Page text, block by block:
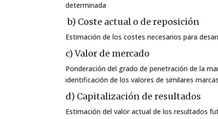
determinada
b) Coste actual o de reposición
Estimación de los costes necesarios para
c) Valor de mercado
Ponderación del grado de penetración de la
identificación de los valores de similares
d) Capitalización de resultados
Estimación del valor actual de los resultados